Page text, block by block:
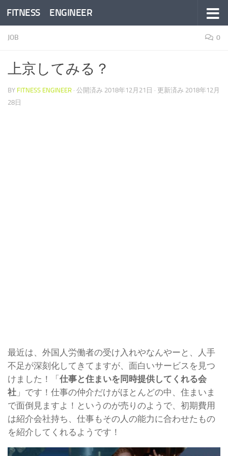
コンテンツへスキップ
FITNESS ENGINEER
JOB 0
上京してみる？
BY FITNESS ENGINEER · 公開済み 2018年12月21日 · 更新済み 2018年12月
28日
最近は、外国人労働者の受け入れやなんやーと、人手
不足が深刻化してきてますが、面白いサービスを見つ
けました！「 仕事と住まいを同時提供してくれる会
社 」です！仕事の仲介だけがほとんどの中、住まいま
で面倒見ますよ！というのが売りのようで、初期費用
は紹介会社持ち、仕事もその人の能力に合わせたもの
を紹介してくれるようです！